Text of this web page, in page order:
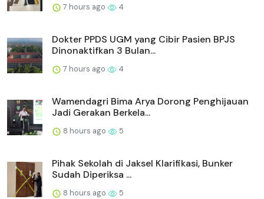
7 hours ago 4
Dokter PPDS UGM yang Cibir Pasien BPJS
Dinonaktifkan 3 Bulan...
7 hours ago 4
Wamendagri Bima Arya Dorong Penghijauan
Jadi Gerakan Berkela...
8 hours ago 5
Pihak Sekolah di Jaksel Klarifikasi, Bunker
Sudah Diperiksa ...
8 hours ago 5